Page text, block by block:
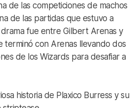
de las competiciones de machos
de las partidas que estuvo a
fue entre Gilbert Arenas y
terminó con Arenas llevando dos
de los Wizards para desafiar a
historia de Plaxico Burress y su